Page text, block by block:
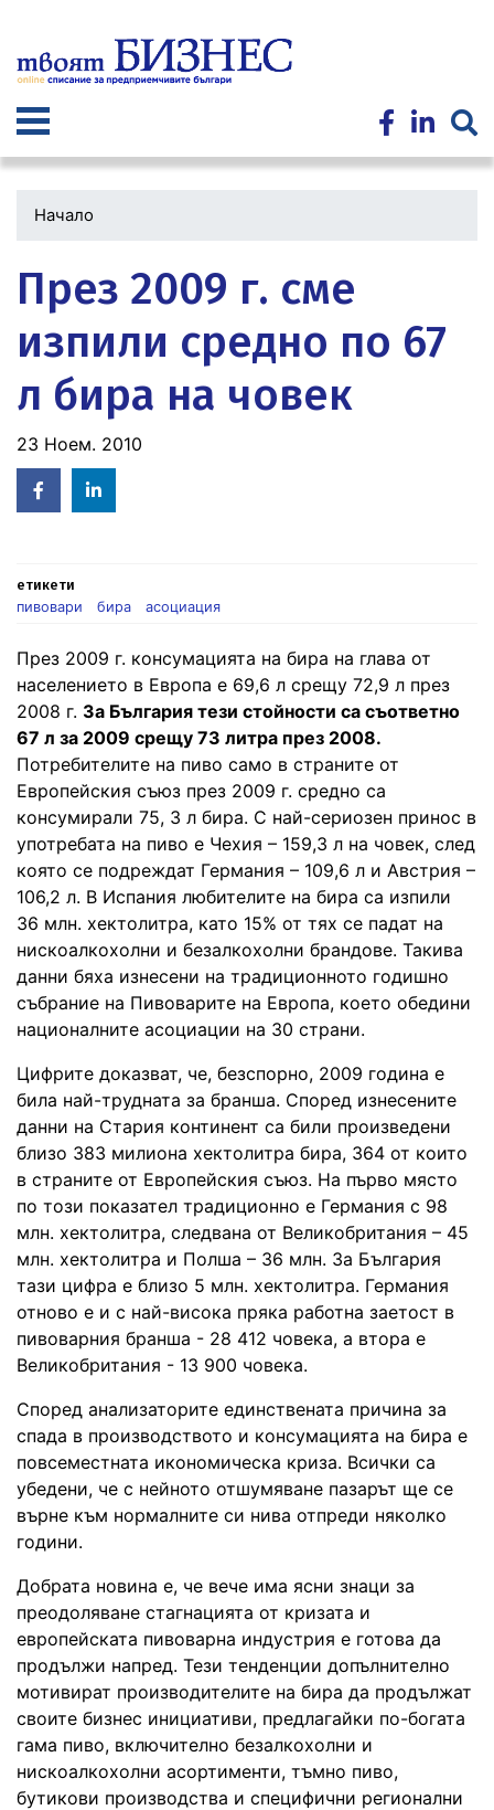
към
основното
Начало
През 2009 г. сме
изпили средно по 67
л бира на човек
23 Ноем. 2010
Facebook
in
етикети
пивовари
бира асоциация
През 2009 г. консумацията на бира на глава от
населението в Европа е 69,6 л срещу 72,9 л през
2008 г. За България тези стойности са съответно
67 л за 2009 срещу 73 литра през 2008.
Потребителите на пиво само в страните от
Европейския съюз през 2009 г. средно са
консумирали 75, 3 л бира. С най-сериозен принос в
употребата на пиво е Чехия – 159,3 л на човек, след
която се подреждат Германия – 109,6 л и Австрия –
106,2 л. В Испания любителите на бира са изпили
36 млн. хектолитра, като 15% от тях се падат на
нискоалкохолни и безалкохолни брандове. Такива
данни бяха изнесени на традиционното годишно
събрание на Пивоварите на Европа, което обедини
националните асоциации на 30 страни.
Цифрите доказват, че, безспорно, 2009 година е
била най-трудната за бранша. Според изнесените
данни на Стария континент са били произведени
близо 383 милиона хектолитра бира, 364 от които
в страните от Европейския съюз. На първо място
по този показател традиционно е Германия с 98
млн. хектолитра, следвана от Великобритания – 45
млн. хектолитра и Полша – 36 млн. За България
тази цифра е близо 5 млн. хектолитра. Германия
отново е и с най-висока пряка работна заетост в
пивоварния бранша - 28 412 човека, а втора е
Великобритания - 13 900 човека.
Според анализаторите единствената причина за
спада в производството и консумацията на бира е
повсеместната икономическа криза. Всички са
убедени, че с нейното отшумяване пазарът ще се
върне към нормалните си нива отпреди няколко
години.
Добрата новина е, че вече има ясни знаци за
преодоляване стагнацията от кризата и
европейската пивоварна индустрия е готова да
продължи напред. Тези тенденции допълнително
мотивират производителите на бира да продължат
своите бизнес инициативи, предлагайки по-богата
гама пиво, включително безалкохолни и
нискоалкохолни асортименти, тъмно пиво,
бутикови производства и специфични регионални